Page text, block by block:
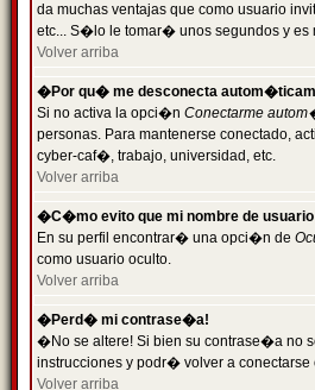
da muchas ventajas que como usuario
etc... S�lo le tomar� unos segundos y es
Volver arriba
�Por qu� me desconecta
Si no activa la opci�n Conectarme
personas. Para mantenerse conectado,
cyber-caf�, trabajo, universidad, etc.
Volver arriba
�C�mo evito que mi nombre de
En su perfil encontrar� una opci�n de
como usuario oculto.
Volver arriba
�Perd� mi contrase�a!
�No se altere! Si bien su contrase�a no
instrucciones y podr� volver a conectarse
Volver arriba